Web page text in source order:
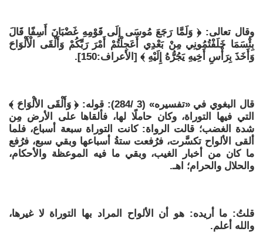
وقال تعالى: ﴿ وَلَمَّا رَجَعَ مُوسَى إِلَى قَوْمِهِ غَضْبَانَ أَسِفًا قَالَ
بِئْسَمَا خَلَفْتُمُونِي مِنْ بَعْدِي أَعَجِلْتُمْ أَمْرَ رَبِّكُمْ وَأَلْقَى الْأَلْوَاحَ
وَأَخَذَ بِرَأْسِ أَخِيهِ يَجُرُّهُ إِلَيْهِ ﴾ [الأعراف:150].
قال البغوي في «تفسيره» (3 /284): قوله: ﴿ وَأَلْقَى الألْوَاحَ ﴾
التي فيها التوراة، وكان حاملًا لها، فألقاها على الأرض مِن
شدة الغضب؛ قالت الرواة: كانت التوراة سبعة أسباع، فلما
ألقى الألواح تكسَّرت، فرُفعت ستةُ أسباعها وبقي سبع، فرُفع
ما كان من أخبار الغيب، وبقي ما فيه الموعظة والأحكام،
والحلال والحرام؛ اهـ.
قلتُ: ما أريده: هو أن الألواح المراد بها التوراة لا غيرها،
والله أعلم.